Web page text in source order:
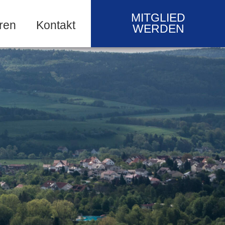
Kontakt
MITGLIED
WERDEN